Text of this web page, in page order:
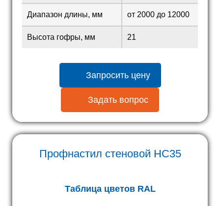
Диапазон длины, мм от 2000 до 12000
Высота гофры, мм 21
Запросить цену
Задать вопрос
Профнастил стеновой HC35
Таблица цветов RAL